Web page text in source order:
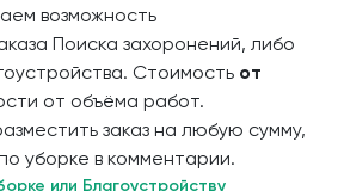
возможность
Поиска захоронений, либо
Стоимость от
от объёма работ.
заказ на любую сумму,
уборке в комментарии.
или Благоустройству